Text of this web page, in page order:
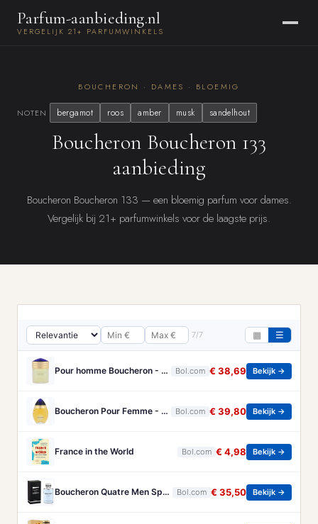
Parfum-aanbieding.nl
VERGELIJK 21+ PARFUMWINKELS
BOUCHERON · DAMES · BLOEMIG
NOTEN bergamot roos amber musk sandelhout
Boucheron Boucheron 133
aanbieding
Boucheron Boucheron 133 — een bloemig parfum voor dames.
Vergelijk bij 21+ parfumwinkels voor de laagste prijs.
7/7 ▦ ☰
Pour homme Boucheron - 100 ml - Eau de parfum Bol.com € 38,69 Bekijk →
Boucheron Pour Femme - 100ml - Eau de toilette Bol.com € 39,80 Bekijk →
France in the World Bol.com € 4,98 Bekijk →
Boucheron Quatre Men Spray - 100 ml - Eau De Toilette Bol.com € 35,50 Bekijk →